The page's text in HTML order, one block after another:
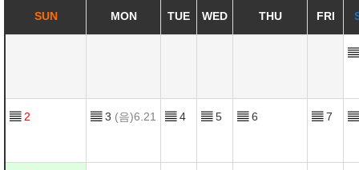
SUN MON TUE WED THU FRI
▤
▤ 2 ▤ 3 (음)6.21 ▤ 4 ▤ 5 ▤ 6 ▤ 7 ▤